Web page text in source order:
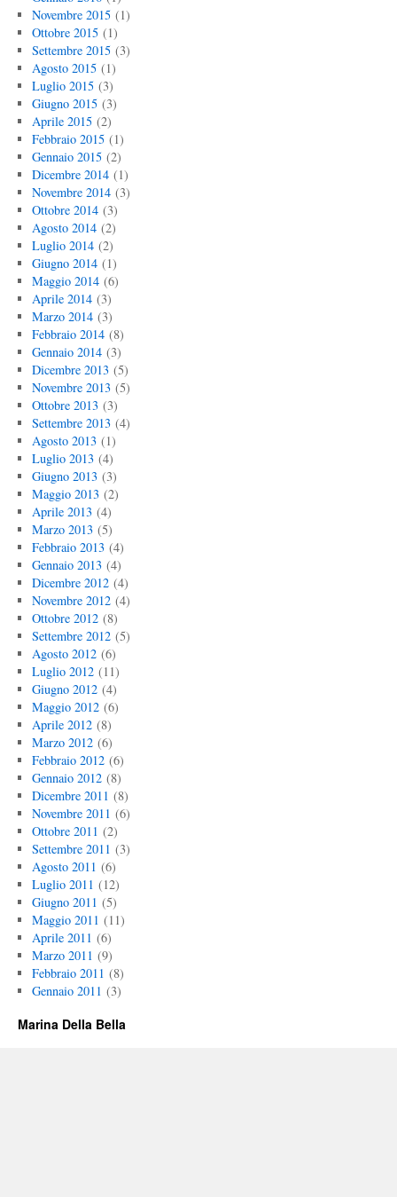
Novembre 2015(1)
Ottobre 2015(1)
Settembre 2015(3)
Agosto 2015(1)
Luglio 2015(3)
Giugno 2015(3)
Aprile 2015(2)
Febbraio 2015(1)
Gennaio 2015(2)
Dicembre 2014(1)
Novembre 2014(3)
Ottobre 2014(3)
Agosto 2014(2)
Luglio 2014(2)
Giugno 2014(1)
Maggio 2014(6)
Aprile 2014(3)
Marzo 2014(3)
Febbraio 2014(8)
Gennaio 2014(3)
Dicembre 2013(5)
Novembre 2013(5)
Ottobre 2013(3)
Settembre 2013(4)
Agosto 2013(1)
Luglio 2013(4)
Giugno 2013(3)
Maggio 2013(2)
Aprile 2013(4)
Marzo 2013(5)
Febbraio 2013(4)
Gennaio 2013(4)
Dicembre 2012(4)
Novembre 2012(4)
Ottobre 2012(8)
Settembre 2012(5)
Agosto 2012(6)
Luglio 2012(11)
Giugno 2012(4)
Maggio 2012(6)
Aprile 2012(8)
Marzo 2012(6)
Febbraio 2012(6)
Gennaio 2012(8)
Dicembre 2011 (8)
Novembre 2011 (6)
Ottobre 2011 (2)
Settembre 2011 (3)
Agosto 2011 (6)
Luglio 2011 (12)
Giugno 2011 (5)
Maggio 2011 (11)
Aprile 2011 (6)
Marzo 2011 (9)
Febbraio 2011 (8)
Gennaio 2011 (3)
Marina Della Bella